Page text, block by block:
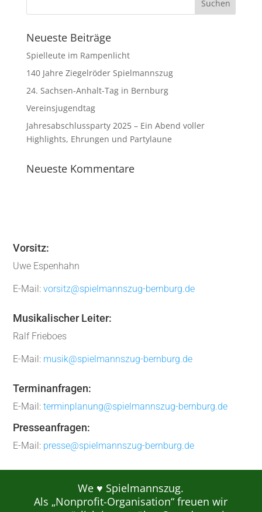
Neueste Beiträge
Spielleute im Rampenlicht
140 Jahre Ziegelröder Spielmannszug
24. Sachsen-Anhalt-Tag in Bernburg
Vereinsjugendtag
Jahresabschlussparty 2025 – Ein Abend voller
Highlights, Ehrungen und Partylaune
Neueste Kommentare
Vorsitz:
Uwe Espenhahn
E-Mail:vorsitz@spielmannszug-bernburg.de
Musikalischer Leiter:
Ralf Frieboes
E-Mail: musik@spielmannszug-bernburg.de
Terminanfragen:
E-Mail:terminplanung@spielmannszug-bernburg.de
Presseanfragen:
E-Mail: presse@spielmannszug-bernburg.de
We ♥ Spielmannszug.
Als „Nonprofit-Organisation“ freuen wir